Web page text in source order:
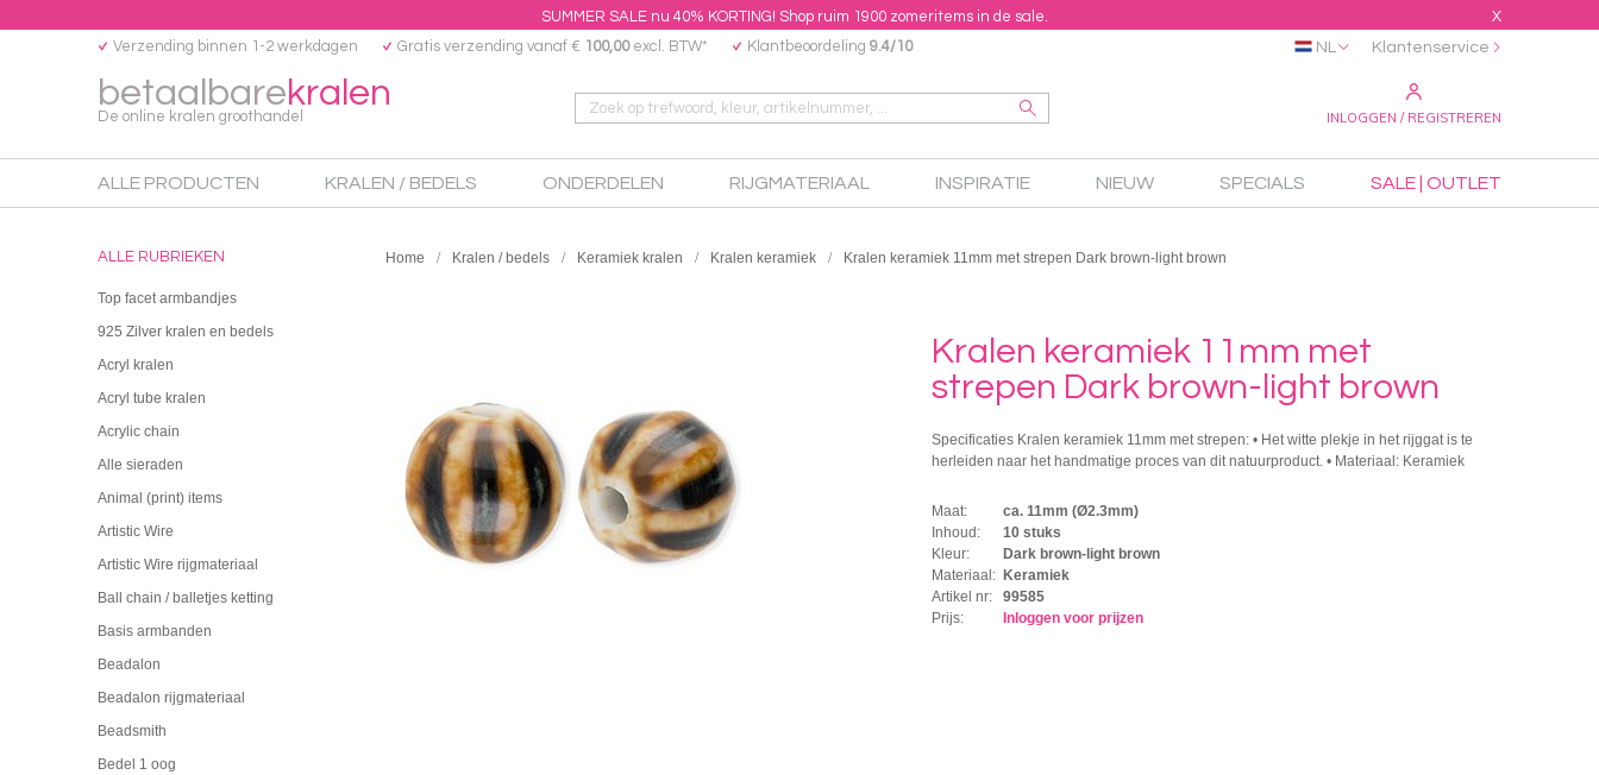
SUMMER SALE nu 40% KORTING! Shop ruim 1900 zomeritems in de sale. X
betaalbarekralen
De online kralen groothandel
Verzending binnen 1-2 werkdagen Gratis verzending vanaf € 100,00excl. BTW* Klantbeoordeling 9.4/10
INLOGGEN / REGISTREREN
NL Klantenservice
ALLE PRODUCTEN KRALEN / BEDELS ONDERDELEN RIJGMATERIAAL INSPIRATIE NIEUW SPECIALS SALE | OUTLET
ALLE RUBRIEKEN
Top facet armbandjes
925 Zilver kralen en bedels
Acryl kralen
Acryl tube kralen
Acrylic chain
Alle sieraden
Animal (print) items
Artistic Wire
Artistic Wire rijgmateriaal
Ball chain / balletjes ketting
Basis armbanden
Beadalon
Beadalon rijgmateriaal
Beadsmith
Bedel 1 oog
Home Kralen / bedels Keramiek kralen Kralen keramiek Kralen keramiek 11mm met strepen Dark brown-light brown
Kralen keramiek 11mm met
strepen Dark brown-light brown
Specificaties Kralen keramiek 11mm met strepen: • Het witte plekje in het rijggat is te
herleiden naar het handmatige proces van dit natuurproduct. • Materiaal: Keramiek
Maat:
ca. 11mm (Ø2.3mm)
Inhoud:
10 stuks
Kleur:
Dark brown-light brown
Materiaal: Keramiek
Artikel nr:
99585
Prijs:
Inloggen voor prijzen